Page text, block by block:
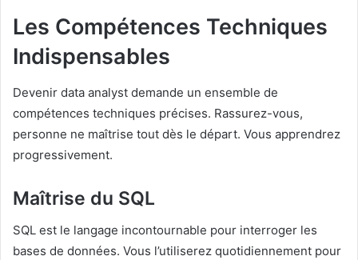
Les Compétences Techniques
Indispensables
Devenir data analyst demande un ensemble de
compétences techniques précises. Rassurez-vous,
personne ne maîtrise tout dès le départ. Vous apprendrez
progressivement.
Maîtrise du SQL
SQL est le langage incontournable pour interroger les
bases de données. Vous l’utiliserez quotidiennement pour